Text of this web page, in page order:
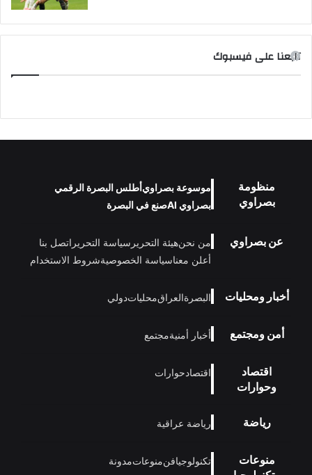
تابعنا على فيسبوك
منظومة
بصراوي
موسوعة بصراويأطلس البصرة الرقمي
بصراوي AI
صنع في البصرة
عن بصراوي من نحنهيئة التحرير سياسة التحرير اتصل بنا
أعلن معناسياسة الخصوصيةشروط الاستخدام
أخبار ومحليات البصرةالعراقمحلياتدولي
أمن ومجتمع أخبار أمنيةمجتمع
اقتصاد
وحوارات
اقتصادحوارات
رياضة رياضة عراقية
منوعات
تكنولوجيافنمنوعاتمدونة